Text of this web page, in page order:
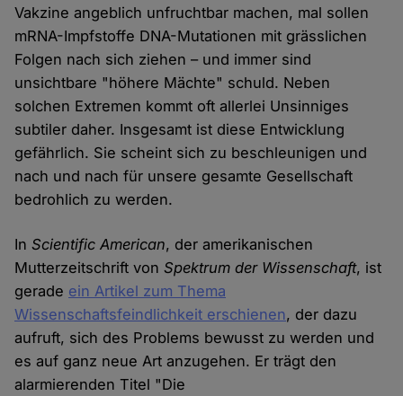
Vakzine angeblich unfruchtbar machen, mal sollen
mRNA-Impfstoffe DNA-Mutationen mit grässlichen
Folgen nach sich ziehen – und immer sind
unsichtbare "höhere Mächte" schuld. Neben
solchen Extremen kommt oft allerlei Unsinniges
subtiler daher. Insgesamt ist diese Entwicklung
gefährlich. Sie scheint sich zu beschleunigen und
nach und nach für unsere gesamte Gesellschaft
bedrohlich zu werden.
InScientific American, der amerikanischen
Mutterzeitschrift vonSpektrum der Wissenschaft, ist
gerade ein Artikel zum Thema
Wissenschaftsfeindlichkeit erschienen, der dazu
aufruft, sich des Problems bewusst zu werden und
es auf ganz neue Art anzugehen. Er trägt den
alarmierenden Titel "Die